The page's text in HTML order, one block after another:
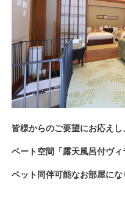
皆様からのご要望にお応え
ベート空間「露天風呂付ヴ
ペット同伴可能なお部屋にな